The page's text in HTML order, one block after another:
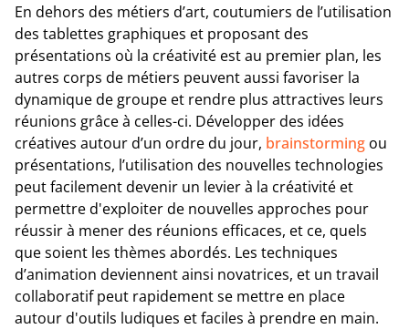
En dehors des métiers d’art, coutumiers de l’utilisation
des tablettes graphiques et proposant des
présentations où la créativité est au premier plan, les
autres corps de métiers peuvent aussi favoriser la
dynamique de groupe et rendre plus attractives leurs
réunions grâce à celles-ci. Développer des idées
créatives autour d’un ordre du jour, brainstorming ou
présentations, l’utilisation des nouvelles technologies
peut facilement devenir un levier à la créativité et
permettre d'exploiter de nouvelles approches pour
réussir à mener des réunions efficaces, et ce, quels
que soient les thèmes abordés. Les techniques
d’animation deviennent ainsi novatrices, et un travail
collaboratif peut rapidement se mettre en place
autour d'outils ludiques et faciles à prendre en main.